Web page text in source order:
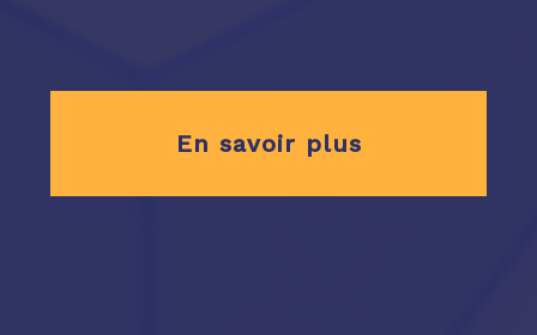
En savoir plus